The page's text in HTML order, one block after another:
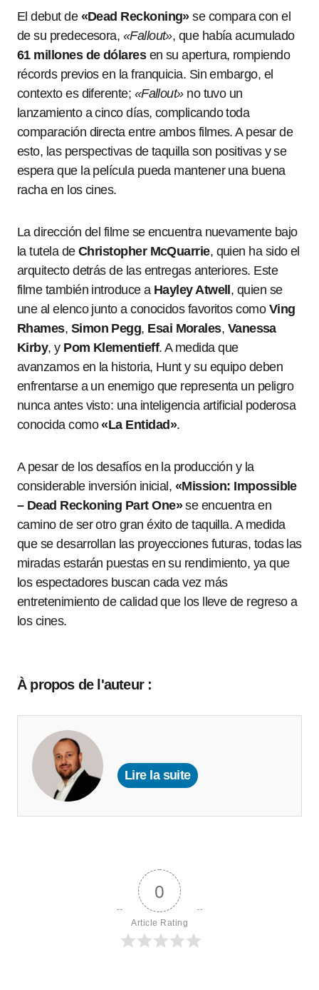
El debut de «Dead Reckoning»se compara con el
de su predecesora, «Fallout», que había acumulado
61 millones de dólaresen su apertura, rompiendo
récords previos en la franquicia. Sin embargo, el
contexto es diferente; «Fallout»no tuvo un
lanzamiento a cinco días, complicando toda
comparación directa entre ambos filmes. A pesar de
esto, las perspectivas de taquilla son positivas y se
espera que la película pueda mantener una buena
racha en los cines.
La dirección del filme se encuentra nuevamente bajo
la tutela de Christopher McQuarrie, quien ha sido el
arquitecto detrás de las entregas anteriores. Este
filme también introduce a Hayley Atwell , quien se
une al elenco junto a conocidos favoritos como Ving
Rhames, Simon Pegg, Esai Morales, Vanessa
Kirby, y Pom Klementieff. A medida que
avanzamos en la historia, Hunt y su equipo deben
enfrentarse a un enemigo que representa un peligro
nunca antes visto: una inteligencia artificial poderosa
conocida como«La Entidad».
A pesar de los desafíos en la producción y la
considerable inversión inicial, «Mission: Impossible
– Dead Reckoning Part One»se encuentra en
camino de ser otro gran éxito de taquilla. A medida
que se desarrollan las proyecciones futuras, todas las
miradas estarán puestas en su rendimiento, ya que
los espectadores buscan cada vez más
entretenimiento de calidad que los lleve de regreso a
los cines.
À propos de l'auteur :
Lire la suite
0
Article Rating